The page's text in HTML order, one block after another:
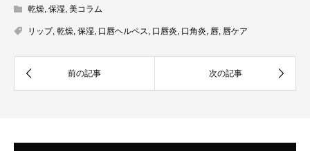
乾燥 保湿 美コラム
リップ, 乾燥 保湿 口唇ヘルペス 口唇炎 口角炎 唇 唇ケア